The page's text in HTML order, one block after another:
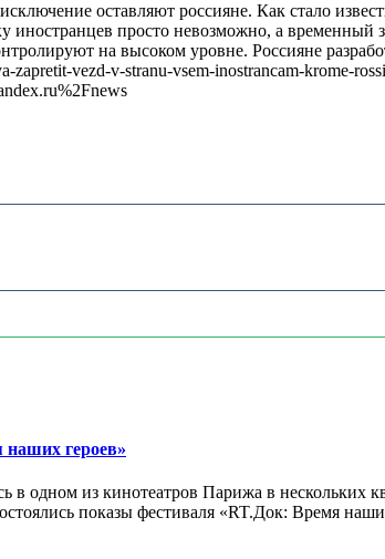
оставляют россияне. Как стало
просто невозможно, а временный
на высоком уровне. Россияне
vezd-v-stranu-vsem-inostrancam-krome-
героев»
одном из кинотеатров Парижа в нескольких
показы фестиваля «RT.Док: Время